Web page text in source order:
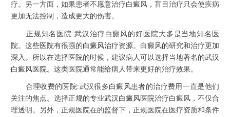
疗。另一方面，如果患者不愿意治疗白癜风，盲目治疗只会使疾病
更加无法控制，造成更大的伤害。
正规知名医院:武汉治疗白癜风的好医院大多是当地知名医
院。这些医院有很强的白癜风治疗资源。白癜风的研究和治疗更加
深入。所以在选择医院的时候，建议病人可以选择当地著名的武汉
白癜风医院 。这类医院通常能给病人带来更好的治疗效果。
合理收费的医院:武汉很多白癜风患者的治疗费用一直是他们
关注的焦点。选择正规的专业武汉白癜风医院治疗白癜风，不仅合
理透明。另外，正规医院在的监督下，正规医院在医疗资质和条件